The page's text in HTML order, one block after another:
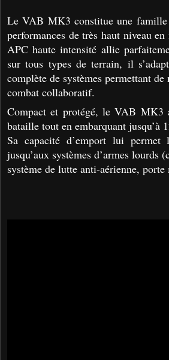
Le VAB MK3 constitue une famille
performances de très haut niveau
APC haute intensité allie
sur tous types de terrain, il
complète de systèmes permettant
combat collaboratif.
Compact et protégé, le VAB MK3
bataille tout en embarquant jusqu’à
Sa capacité d’emport lui permet
jusqu’aux systèmes d’armes lourds
système de lutte anti-aérienne,